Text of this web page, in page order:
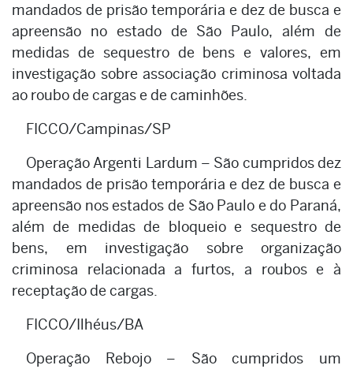
mandados de prisão temporária e dez de busca e
apreensão no estado de São Paulo, além de
medidas de sequestro de bens e valores, em
investigação sobre associação criminosa voltada
ao roubo de cargas e de caminhões.
FICCO/Campinas/SP
Operação Argenti Lardum – São cumpridos dez
mandados de prisão temporária e dez de busca e
apreensão nos estados de São Paulo e do Paraná,
além de medidas de bloqueio e sequestro de
bens, em investigação sobre organização
criminosa relacionada a furtos, a roubos e à
receptação de cargas.
FICCO/Ilhéus/BA
Operação Rebojo – São cumpridos um